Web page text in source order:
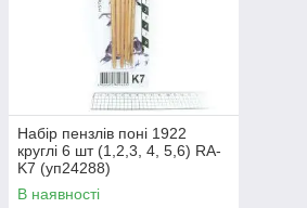
Набір пензлів поні 1922
круглі 6 шт (1,2,3, 4, 5,6) RA-
K7 (уп24288)
В наявності